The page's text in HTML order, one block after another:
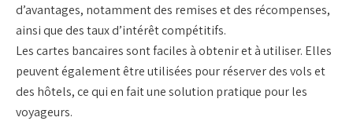
d’avantages, notamment des remises et des récompenses,
ainsi que destauxd’intérêt compétitifs.
Lescartes bancairessont faciles à obtenir et à utiliser. Elles
peuvent également être utilisées pour réserver des vols et
des hôtels, ce qui en fait une solution pratique pour les
voyageurs.